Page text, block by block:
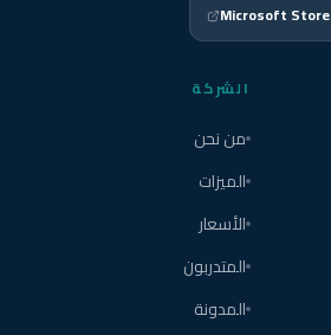
Microsoft Store
الشركة
من نحن
الميزات
الأسعار
المتدربون
المدونة